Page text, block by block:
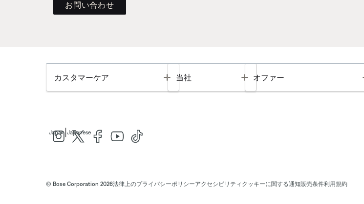
お問い合わせ
カスタマーケア Toggle
当社 Toggle
オファー
Japan Japanese
© Bose Corporation 2026法律上のプライバシーポリシーアクセシビリティ クッキーに関する通知販売条件利用規約